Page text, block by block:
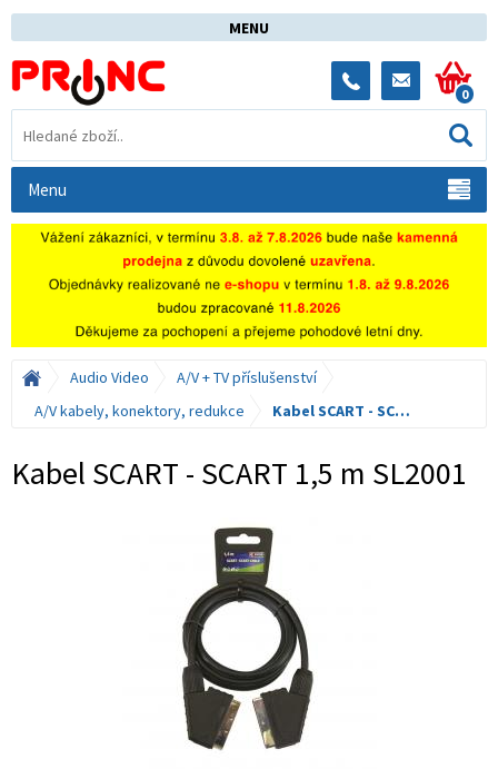
MENU
0
Menu
Audio Video
A/V + TV příslušenství
A/V kabely, konektory, redukce
Kabel SCART - SCART 1,5 m SL2001
Kabel SCART - SCART 1,5 m SL2001